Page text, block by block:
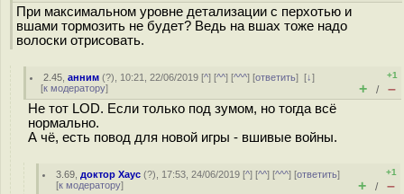
При максимальном уровне детализации с перхотью и
вшами тормозить не будет? Ведь на вшах тоже надо
волоски отрисовать.
2.45 ,анним (?), 10:21, 22/06/2019 [^] [^^] [^^^] [ответить][↓]
[к модератору]
+1
+ / –
Не тот LOD. Если только под зумом, но тогда всё
нормально.
А чё, есть повод для новой игры - вшивые войны.
3.69 доктор Хаус (?), 17:53, 24/06/2019 [^] [^^] [^^^] [ответить]
[к модератору]
+1
+ / –